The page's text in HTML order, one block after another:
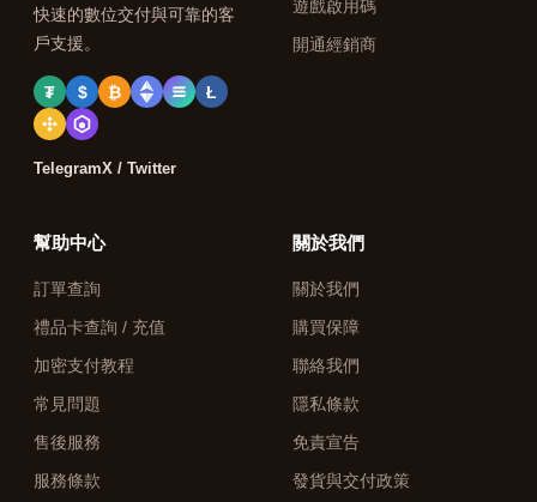
快速的數位交付與可靠的客
戶支援。
₮ $ ₿ Ł
TelegramX / Twitter
遊戲啟用碼
開通經銷商
幫助中心
訂單查詢
禮品卡查詢 / 充值
加密支付教程
常見問題
售後服務
服務條款
關於我們
關於我們
購買保障
聯絡我們
隱私條款
免責宣告
發貨與交付政策